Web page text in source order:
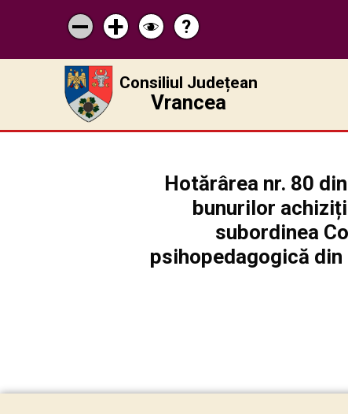
Micșorează
scrisul
Mărește
scrisul
Schimbă
contrastul
Pagina
de
ajutor
?
Consiliul Județean
Vrancea
Hotărârea nr. 80
bunurilor
subordinea
psihopedagogică